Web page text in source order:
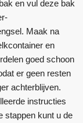
en vul deze bak
Maak na
en
goed schoon
er geen resten
achterblijven.
instructies
stappen kunt u de